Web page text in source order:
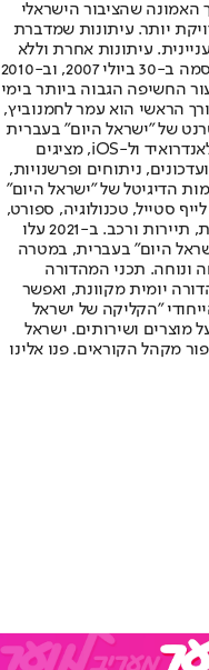
האמונה שהציבור הישראלי
יותר. עיתונות שמדברת
עיתונות אחרת וללא
תשלום. המהדורה המודפסת הראשונה פורסמה ב-30 ביולי 2007, וב-2010
החשיפה הגבוה ביותר בימי
הראשי הוא עמר לחמנוביץ,
של "ישראל היום" בעברית
ובאנגלית, כמו כן היישומונים (אפליקציות) לאנדרואיד ול-iOS, מציגים
ניתוחים ופרשנויות,
הדיגיטל של "ישראל היום"
סטייל, טכנולוגיה, ספורט,
כלכלה וצרכנות, בריאות, חיילים, אוכל, יהדות, תיירות ורכב. ב-2021 עלו
היום" בעברית, במטרה
ונוחה. תכני המהדורה
יומית מקוונת, ואפשר
"הקליקה של ישראל
מוצרים ושירותים. ישראל
מקהל הקוראים. פנו אלינו